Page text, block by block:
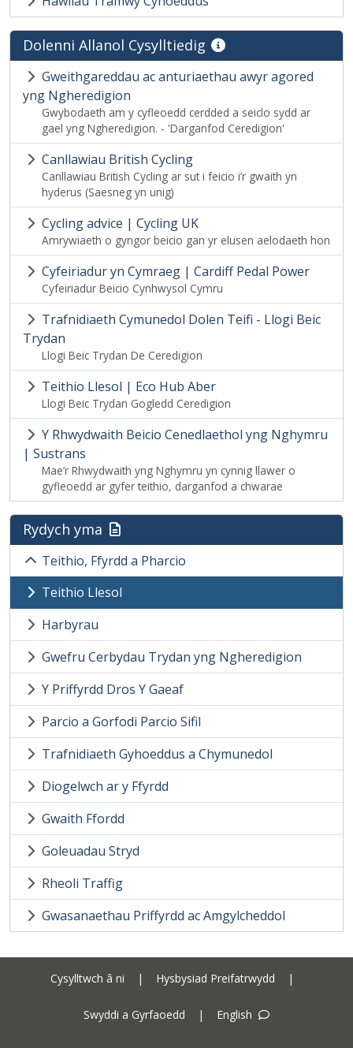
Dolenni Allanol Cysylltiedig
Gweithgareddau ac anturiaethau awyr agored
yng Ngheredigion
Gwybodaeth am y cyfleoedd cerdded a seiclo sydd ar
gael yng Ngheredigion. - 'Darganfod Ceredigion'
Canllawiau British Cycling
Canllawiau British Cycling ar sut i feicio i’r gwaith yn
hyderus (Saesneg yn unig)
Cycling advice | Cycling UK
Amrywiaeth o gyngor beicio gan yr elusen aelodaeth hon
Cyfeiriadur yn Cymraeg | Cardiff Pedal Power
Cyfeiriadur Beicio Cynhwysol Cymru
Trafnidiaeth Cymunedol Dolen Teifi - Llogi Beic
Trydan
Llogi Beic Trydan De Ceredigion
Teithio Llesol | Eco Hub Aber
Llogi Beic Trydan Gogledd Ceredigion
Y Rhwydwaith Beicio Cenedlaethol yng Nghymru
| Sustrans
Mae’r Rhwydwaith yng Nghymru yn cynnig llawer o
gyfleoedd ar gyfer teithio, darganfod a chwarae
Rydych yma
Teithio, Ffyrdd a Pharcio
Teithio Llesol
Harbyrau
Gwefru Cerbydau Trydan yng Ngheredigion
Y Priffyrdd Dros Y Gaeaf
Parcio a Gorfodi Parcio Sifil
Trafnidiaeth Gyhoeddus a Chymunedol
Diogelwch ar y Ffyrdd
Gwaith Ffordd
Goleuadau Stryd
Rheoli Traffig
Gwasanaethau Priffyrdd ac Amgylcheddol
Cysylltwch â ni | Hysbysiad Preifatrwydd |
Swyddi a Gyrfaoedd | English